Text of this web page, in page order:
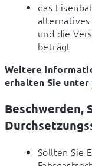
das
und die
beträgt
Weitere
erhalten Sie unter
Beschwerden,
Sollten Sie